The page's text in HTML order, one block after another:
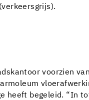
voorzien
heeft begeleid. “In